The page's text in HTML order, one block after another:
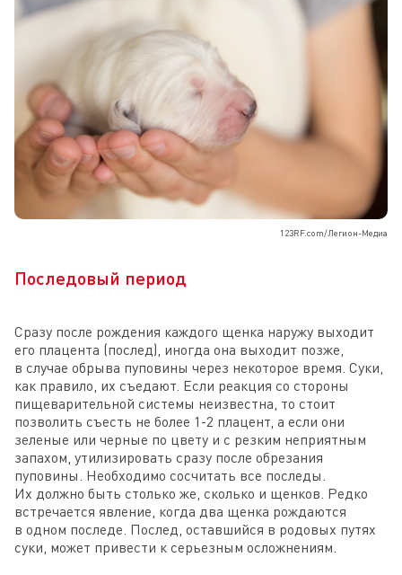
123RF.com/Легион-Медиа
Последовый период
Сразу после рождения каждого щенка наружу выходит
его плацента (послед), иногда она выходит позже,
в случае обрыва пуповины через некоторое время. Суки,
как правило, их съедают. Если реакция со стороны
пищеварительной системы неизвестна, то стоит
позволить съесть не более 1-2 плацент, а если они
зеленые или черные по цвету и с резким неприятным
запахом, утилизировать сразу после обрезания
пуповины. Необходимо сосчитать все последы.
Их должно быть столько же, сколько и щенков. Редко
встречается явление, когда два щенка рождаются
в одном последе. Послед, оставшийся в родовых путях
суки, может привести к серьезным осложнениям.